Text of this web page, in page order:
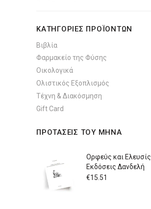
ΚΑΤΗΓΟΡΙΕΣ ΠΡΟΪΟΝΤΩΝ
Βιβλία
Φαρμακείο της Φύσης
Οικολογικά
Ολιστικός Εξοπλισμός
Τέχνη & Διακόσμηση
Gift Card
ΠΡΟΤΑΣΕΙΣ ΤΟΥ ΜΗΝΑ
Ορφεύς και Ελευσίς |
Εκδόσεις Δανδελή
€15.51